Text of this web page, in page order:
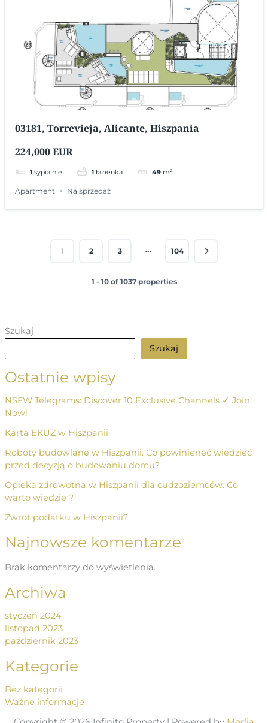
03181, Torrevieja, Alicante, Hiszpania
224,000 EUR
1 sypialnie 1 łazienka 49 m²
Apartment Na sprzedaż
1 2 3 … 104
1 - 10 of 1037 properties
Szukaj
Szukaj
Ostatnie wpisy
NSFW Telegrams: Discover 10 Exclusive Channels ✓ Join
Now!
Karta EKUZ w Hiszpanii
Roboty budowlane w Hiszpanii. Co powinieneć wiedzieć
przed decyzją o budowaniu domu?
Opieka zdrowotna w Hiszpanii dla cudzoziemców. Co
warto wiedzie ?
Zwrot podatku w Hiszpanii?
Najnowsze komentarze
Brak komentarzy do wyświetlenia.
Archiwa
styczeń 2024
listopad 2023
październik 2023
Kategorie
Bez kategorii
Ważne informacje